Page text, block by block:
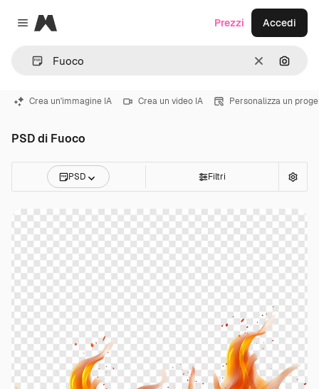
Close menu
Magnific
CancellaCerca
Prezzi Accedi
Crea un'immagine IA Crea un video IA Personalizza un
PSD di Fuoco
PSD Filtri